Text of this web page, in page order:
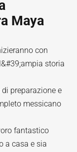
Maya
con
storia
preparazione e
messicano
fantastico
a casa e sia